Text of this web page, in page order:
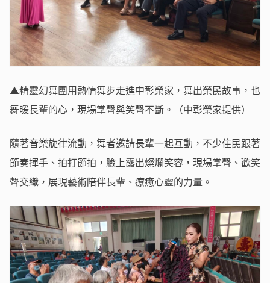
▲精靈幻舞團用熱情舞步走進中彰榮家，舞出榮民故事，也
舞暖長輩的心，現場掌聲與笑聲不斷。（中彰榮家提供）
隨著音樂旋律流動，舞者邀請長輩一起互動，不少住民跟著
節奏揮手、拍打節拍，臉上露出燦爛笑容，現場掌聲、歡笑
聲交織，展現藝術陪伴長輩、療癒心靈的力量。